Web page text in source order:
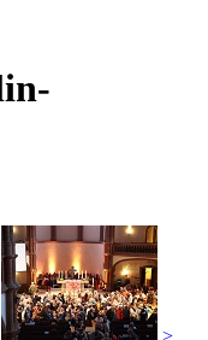
>